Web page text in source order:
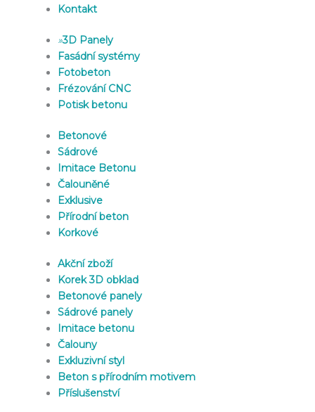
Kontakt
»3D Panely
Fasádní systémy
Fotobeton
Frézování CNC
Potisk betonu
Betonové
Sádrové
Imitace Betonu
Čalouněné
Exklusive
Přírodní beton
Korkové
Akční zboží
Korek 3D obklad
Betonové panely
Sádrové panely
Imitace betonu
Čalouny
Exkluzivní styl
Beton s přírodním motivem
Příslušenství